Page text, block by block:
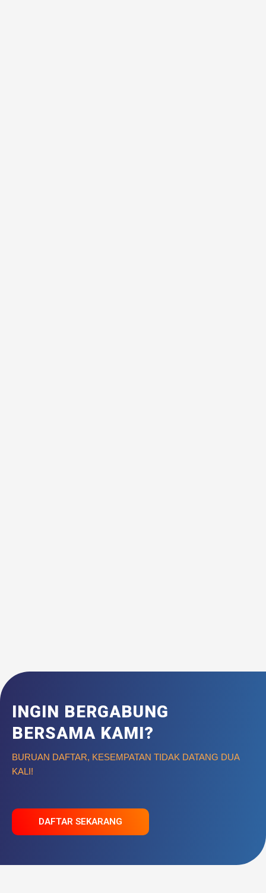
INGIN BERGABUNG
BERSAMA KAMI?
BURUAN DAFTAR, KESEMPATAN TIDAK DATANG DUA
KALI!
DAFTAR SEKARANG